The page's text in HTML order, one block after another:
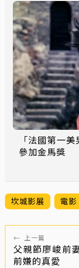
「法國第一
參加金馬獎
坎城影展 電影
← 上一篇
父親節廖峻前
前嫌的真愛